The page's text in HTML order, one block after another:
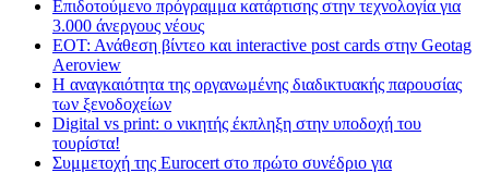
Επιδοτούμενο πρόγραμμα κατάρτισης στην τεχνολογία για
3.000 άνεργους νέους
ΕΟΤ: Ανάθεση βίντεο και interactive post cards στην Geotag
Aeroview
Η αναγκαιότητα της οργανωμένης διαδικτυακής παρουσίας
των ξενοδοχείων
Digital vs print: ο νικητής έκπληξη στην υποδοχή του
τουρίστα!
Συμμετοχή της Eurocert στο πρώτο συνέδριο για